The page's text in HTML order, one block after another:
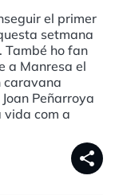
el primer
setmana
També ho fan
a Manresa el
caravana
Peñarroya
vida com a
share